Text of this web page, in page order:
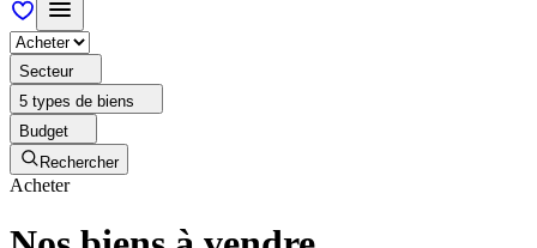
Secteur
5 types de biens
Budget
Rechercher
Acheter